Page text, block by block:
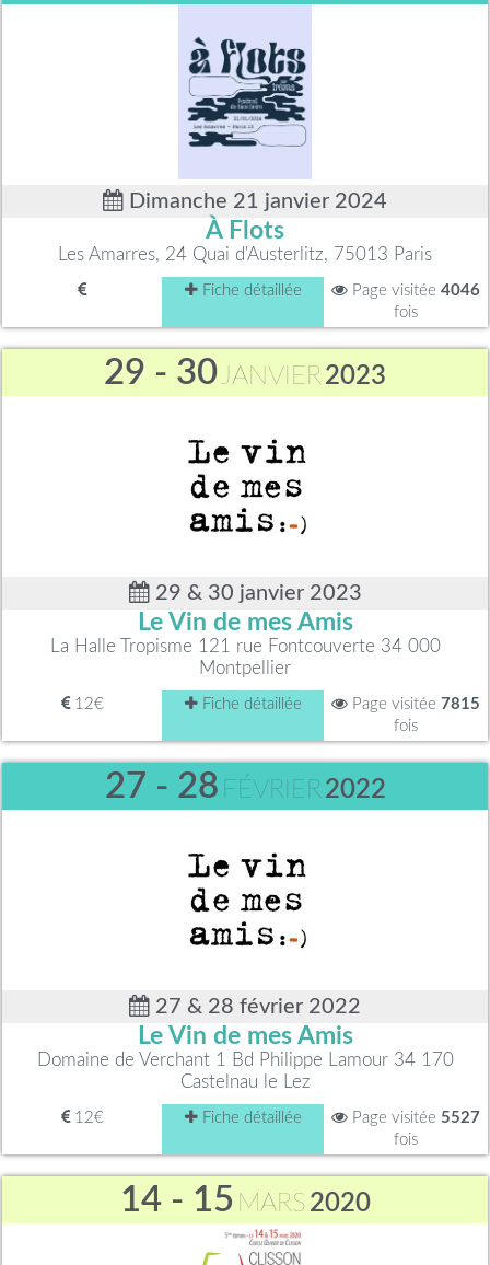
Dimanche 21 janvier 2024
À Flots
Les Amarres, 24 Quai d'Austerlitz, 75013 Paris
Fiche détaillée Page visitée 4046
fois
29 - 30JANVIER2023
29 & 30 janvier 2023
Le Vin de mes Amis
La Halle Tropisme 121 rue Fontcouverte 34 000
Montpellier
12€ Fiche détaillée Page visitée 7815
fois
27 - 28 FÉVRIER2022
27 & 28 février 2022
Le Vin de mes Amis
Domaine de Verchant 1 Bd Philippe Lamour 34 170
Castelnau le Lez
12€ Fiche détaillée Page visitée 5527
fois
14 - 15 MARS 2020